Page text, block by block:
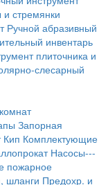
стремянки
Ручной абразивный
инвентарь
плиточника и
слесарный
Запорная
Кип Комплектующие
Насосы---
пожарное
шланги Предохр. и